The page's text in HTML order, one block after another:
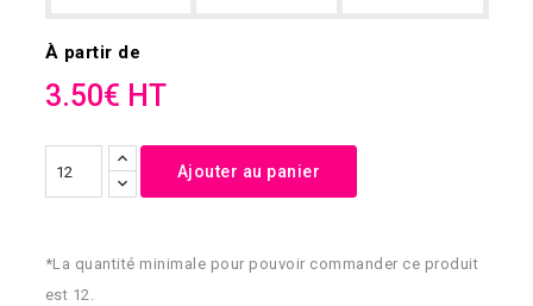
À partir de
3.50€ HT
Ajouter au panier
*La quantité minimale pour pouvoir commander ce produit
est 12.